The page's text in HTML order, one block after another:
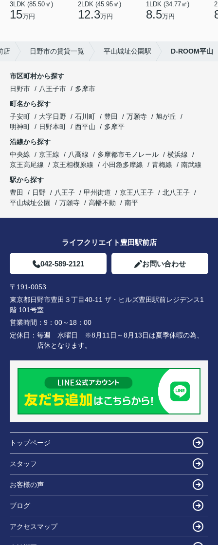
3LDK (85.50㎡)
15万円
2LDK (45.95㎡)
12.3万円
1LDK (34.77㎡)
8.5万円
店 日野市の賃貸一覧 平山城址公園駅 D-ROOM平山
市区町村から探す
日野市
八王子市
多摩市
町名から探す
子安町
大字日野 石川町 豊田 万願寺
旭が丘
明神町
日野本町 西平山
多摩平
沿線から探す
中央線
京王線 八高線 多摩都市モノレール
横浜線
京王高尾線
京王相模原線 小田急多摩線 青梅線
南武線
駅から探す
豊田
日野 八王子 甲州街道 京王八王子
北八王子
平山城址公園
万願寺 高幡不動 南平
ライフクリエイト豊田駅前店
042-589-2121 お問い合わせ
〒191-0053
東京都日野市豊田３丁目40-11 ザ・ヒルズ豊田駅前レジデンス1
階 101号室
営業時間： 9：00～18：00
定休日： 毎週 水曜日 ※8月11日～8月13日は夏季休暇の為、
店休となります。
トップページ
スタッフ
お客様の声
ブログ
アクセスマップ